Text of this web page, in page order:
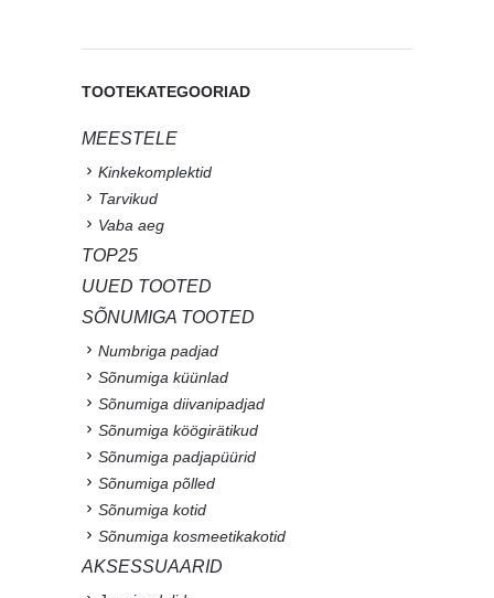
TOOTEKATEGOORIAD
MEESTELE
Kinkekomplektid
Tarvikud
Vaba aeg
TOP25
UUED TOOTED
SÕNUMIGA TOOTED
Numbriga padjad
Sõnumiga küünlad
Sõnumiga diivanipadjad
Sõnumiga köögirätikud
Sõnumiga padjapüürid
Sõnumiga põlled
Sõnumiga kotid
Sõnumiga kosmeetikakotid
AKSESSUAARID